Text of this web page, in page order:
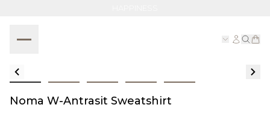
Noma W-Antrasit Sweatshirt